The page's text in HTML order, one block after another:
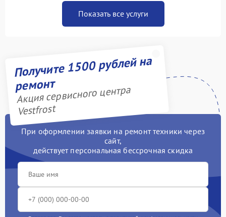
Показать все услуги
Получите 1500 рублей на
ремонт
Акция сервисного центра
Vestfrost
При оформлении заявки на ремонт техники через
сайт,
действует персональная бессрочная скидка